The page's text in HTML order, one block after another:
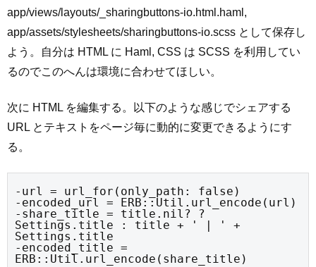
app/views/layouts/_sharingbuttons-io.html.haml,
app/assets/stylesheets/sharingbuttons-io.scss として保存し
よう。自分は HTML に Haml, CSS は SCSS を利用してい
るのでこのへんは環境に合わせてほしい。
次に HTML を編集する。以下のような感じでシェアする
URL とテキストをページ毎に動的に変更できるようにす
る。
-url = url_for(only_path: false)
-encoded_url = ERB::Util.url_encode(url)
-share_title = title.nil? ?
Settings.title : title + ' | ' +
Settings.title
-encoded_title =
ERB::Util.url_encode(share_title)